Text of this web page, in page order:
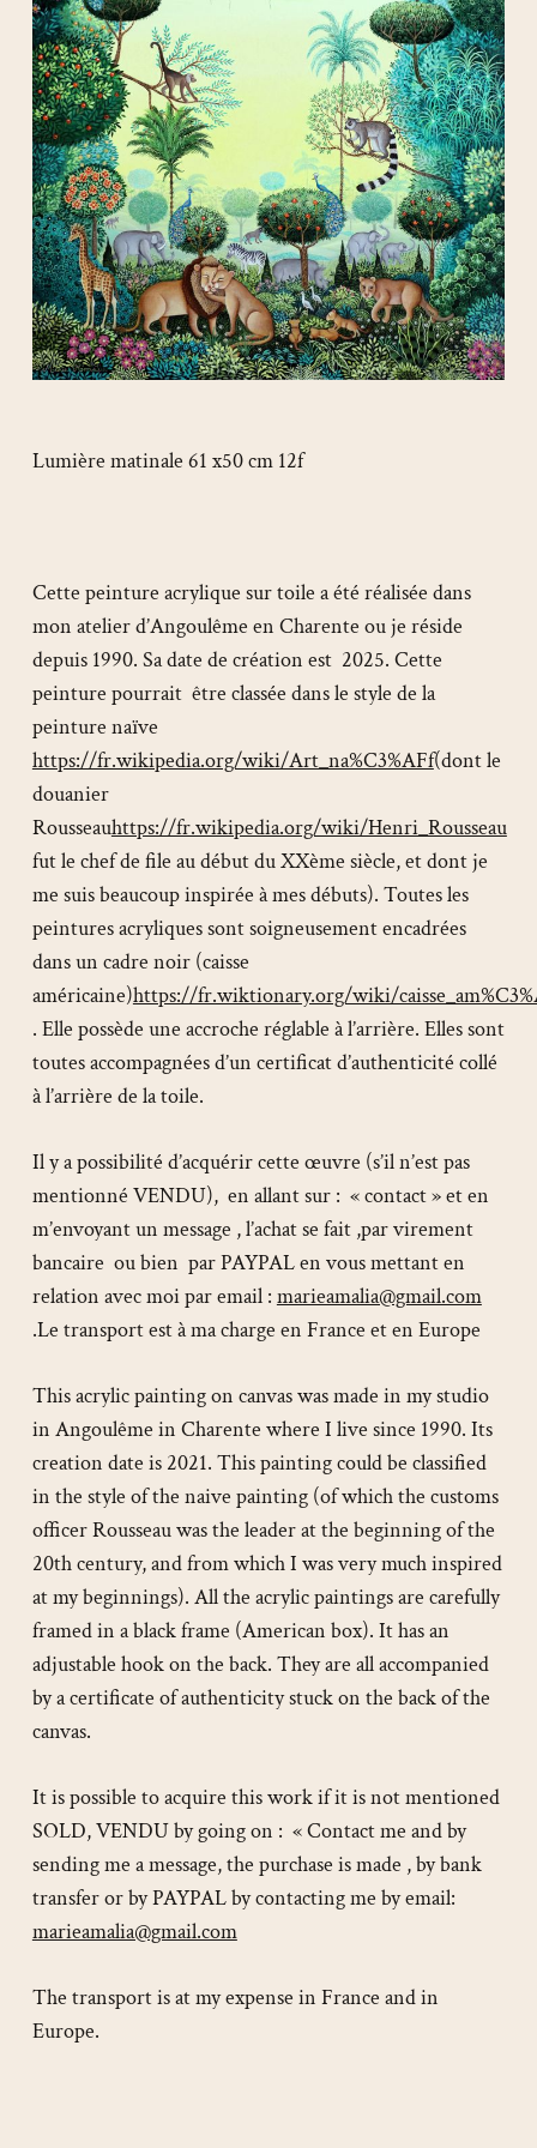
Lumière matinale 61 x50 cm 12f
Cette peinture acrylique sur toile a été réalisée dans
mon atelier d’Angoulême en Charente ou je réside
depuis 1990. Sa date de création est 2025. Cette
peinture pourrait être classée dans le style de la
peinture naïve
https://fr.wikipedia.org/wiki/Art_na%C3%AFf(dont le
douanier
Rousseauhttps://fr.wikipedia.org/wiki/Henri_Rousseau
fut le chef de file au début du XXème siècle, et dont je
me suis beaucoup inspirée à mes débuts). Toutes les
peintures acryliques sont soigneusement encadrées
dans un cadre noir (caisse
américaine)https://fr.wiktionary.org/wiki/
. Elle possède une accroche réglable à l’arrière. Elles sont
toutes accompagnées d’un certificat d’authenticité collé
à l’arrière de la toile.
Il y a possibilité d’acquérir cette œuvre (s’il n’est pas
mentionné VENDU), en allant sur : « contact » et en
m’envoyant un message , l’achat se fait ,par virement
bancaire ou bien par PAYPAL en vous mettant en
relation avec moi par email : marieamalia@gmail.com
.Le transport est à ma charge en France et en Europe
This acrylic painting on canvas was made in my studio
in Angoulême in Charente where I live since 1990. Its
creation date is 2021. This painting could be classified
in the style of the naive painting (of which the customs
officer Rousseau was the leader at the beginning of the
20th century, and from which I was very much inspired
at my beginnings). All the acrylic paintings are carefully
framed in a black frame (American box). It has an
adjustable hook on the back. They are all accompanied
by a certificate of authenticity stuck on the back of the
canvas.
It is possible to acquire this work if it is not mentioned
SOLD, VENDU by going on : « Contact me and by
sending me a message, the purchase is made , by bank
transfer or by PAYPAL by contacting me by email:
marieamalia@gmail.com
The transport is at my expense in France and in
Europe.